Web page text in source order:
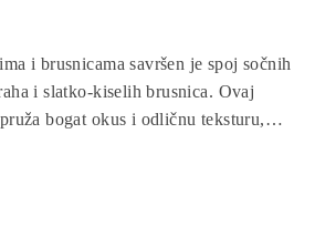
i brusnicama savršen je spoj sočnih
i slatko-kiselih brusnica. Ovaj
bogat okus i odličnu teksturu,